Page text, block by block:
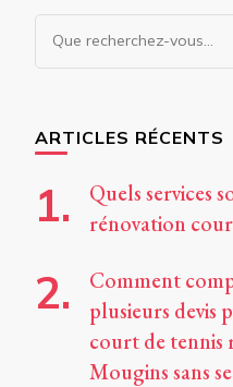
ARTICLES RÉCENTS
Quels services
rénovation
Comment
plusieurs devis
court de tennis
Mougins sans